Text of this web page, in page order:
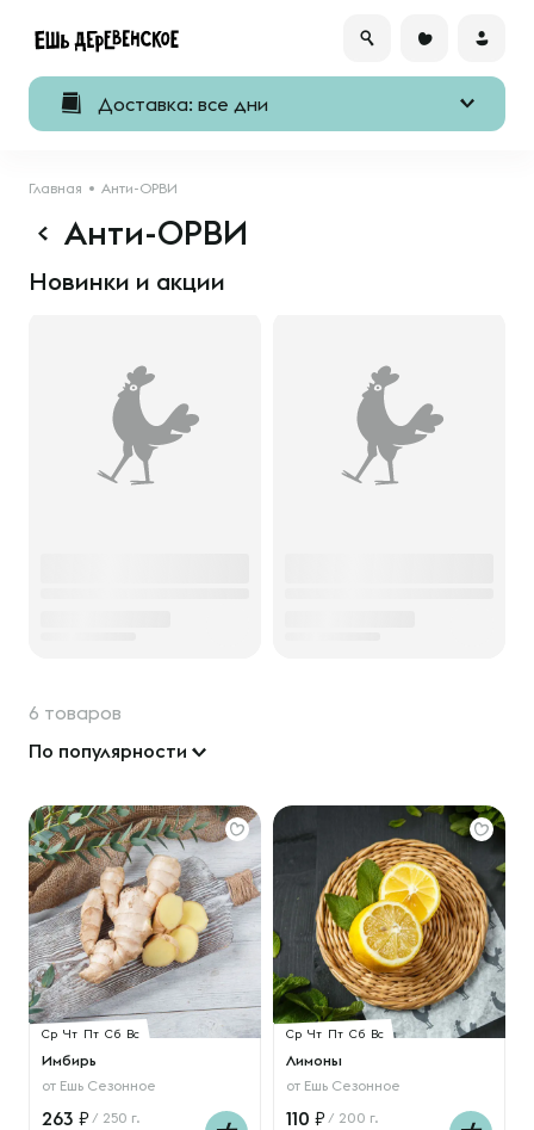
Доставка: все дни
Главная Анти-ОРВИ
Анти-ОРВИ
Новинки и акции
6 товаров
По популярности
Ср Чт Пт Сб Вс
Имбирь
от Ешь Сезонное
263 / 250 г.
Ср Чт Пт Сб Вс
Лимоны
от Ешь Сезонное
110 / 200 г.